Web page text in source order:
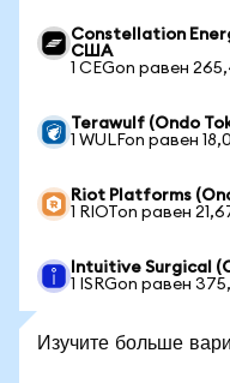
Constellation
США
1 CEGon равен
Terawulf (Ondo
1 WULFon равен
Riot Platforms
1 RIOTon равен
Intuitive Surgical
1 ISRGon равен
Изучите больше